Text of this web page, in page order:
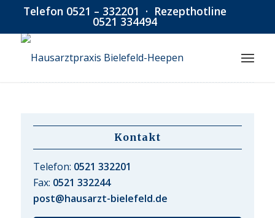
Telefon 0521 – 332201 · Rezepthotline
0521 334494
Kontakt
Telefon: 0521 332201
Fax: 0521 332244
post@hausarzt-bielefeld.de